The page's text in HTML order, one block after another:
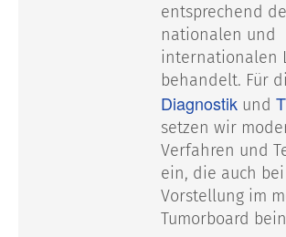
entsprechend
nationalen und
internationalen
behandelt. Für
Diagnostik und
setzen wir
Verfahren und
ein, die auch
Vorstellung im
Tumorboard